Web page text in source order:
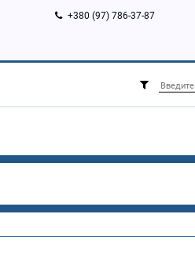
+380 (97) 786-37-87